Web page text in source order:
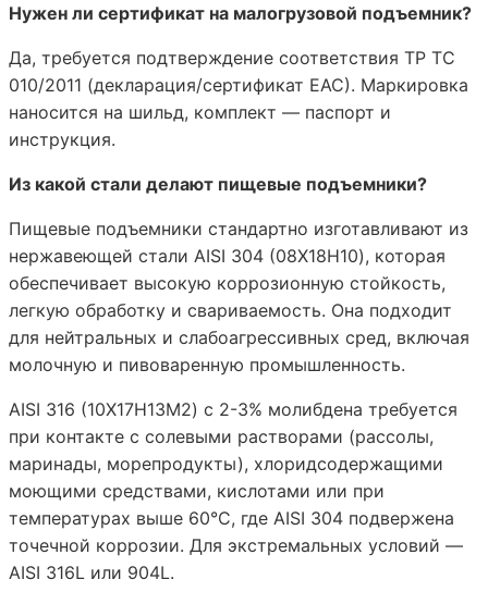
Нужен ли сертификат на малогрузовой подъемник?
Да, требуется подтверждение соответствия ТР ТС
010/2011 (декларация/сертификат ЕАС). Маркировка
наносится на шильд, комплект — паспорт и
инструкция.
Из какой стали делают пищевые подъемники?
Пищевые подъемники стандартно изготавливают из
нержавеющей стали AISI 304 (08Х18Н10), которая
обеспечивает высокую коррозионную стойкость,
легкую обработку и свариваемость. Она подходит
для нейтральных и слабоагрессивных сред, включая
молочную и пивоваренную промышленность.
AISI 316 (10Х17Н13М2) с 2-3% молибдена требуется
при контакте с солевыми растворами (рассолы,
маринады, морепродукты), хлоридсодержащими
моющими средствами, кислотами или при
температурах выше 60°C, где AISI 304 подвержена
точечной коррозии. Для экстремальных условий —
AISI 316L или 904L.